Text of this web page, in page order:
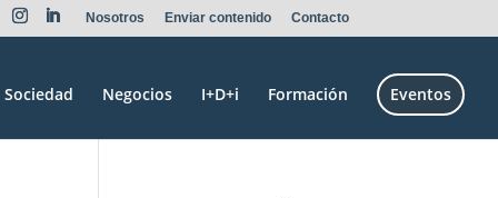
Nosotros Enviar contenido Contacto
Sociedad Negocios I+D+i Formación Eventos